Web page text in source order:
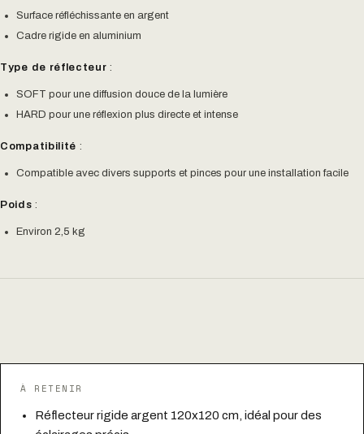
Surface réfléchissante en argent
Cadre rigide en aluminium
Type de réflecteur :
SOFT pour une diffusion douce de la lumière
HARD pour une réflexion plus directe et intense
Compatibilité :
Compatible avec divers supports et pinces pour une installation facile
Poids :
Environ 2,5 kg
À RETENIR
Réflecteur rigide argent 120x120 cm, idéal pour des